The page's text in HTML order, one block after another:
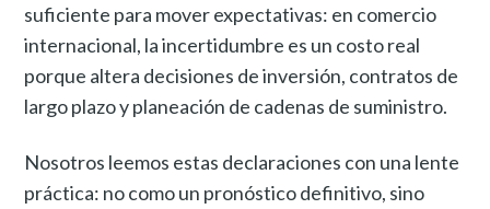
suficiente para mover expectativas: en comercio
internacional, la incertidumbre es un costo real
porque altera decisiones de inversión, contratos de
largo plazo y planeación de cadenas de suministro.
Nosotros leemos estas declaraciones con una lente
práctica: no como un pronóstico definitivo, sino